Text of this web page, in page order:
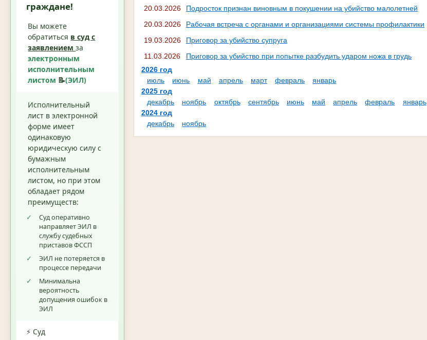
граждане!
Вы можете
обратиться в суд с
заявлениемза
электронным
исполнительным
листом 📝(ЭИЛ)
Исполнительный
лист в электронной
форме имеет
одинаковую
юридическую силу с
бумажным
исполнительным
листом, но при этом
обладает рядом
преимуществ:
✓
Суд оперативно
направляет ЭИЛ в
службу судебных
приставов ФССП
✓
ЭИЛ не потеряется в
процессе передачи
✓
Минимальна
вероятность
допущения ошибок в
ЭИЛ
⚡ Суд
20.03.2026
Подросток признан виновным в покушении на убийство малолетней
20.03.2026
Рабочая встреча с органами и организациями системы профилактики
19.03.2026
Приговор за убийство супруга
11.03.2026
Приговор за убийство при попытке разбудить ударом ножа в грудь
2026 год
июль
июнь май апрель март февраль
январь
2025 год
декабрь
ноябрь октябрь сентябрь июнь май апрель февраль
январь
2024 год
декабрь
ноябрь